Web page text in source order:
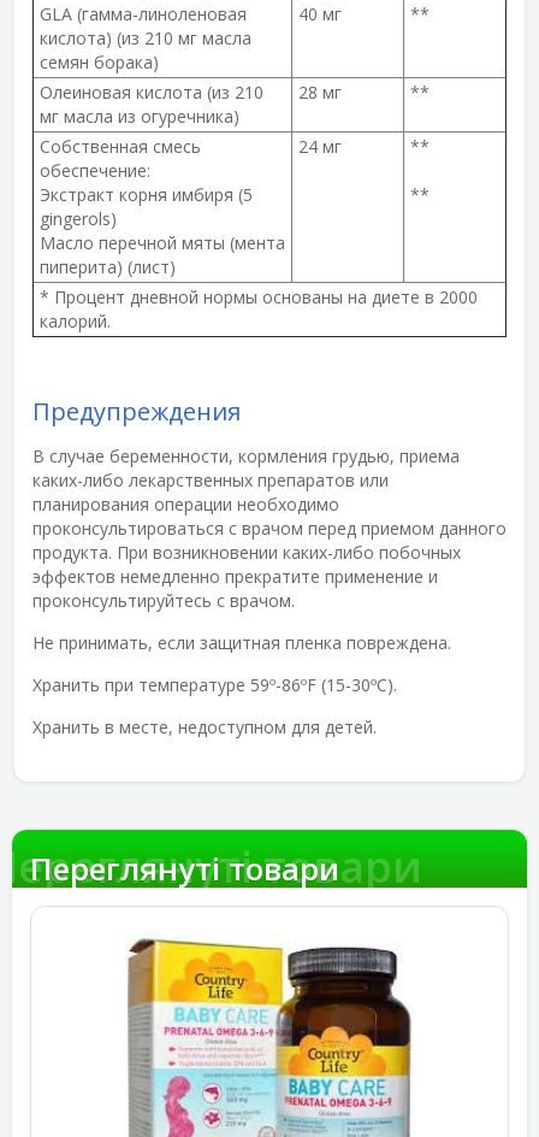
GLA (гамма-линоленовая
кислота) (из 210 мг масла
семян борака)
40 мг **
Олеиновая кислота (из 210
мг масла из огуречника)
28 мг **
Собственная смесь
обеспечение:
Экстракт корня имбиря (5
gingerols)
Масло перечной мяты (мента
пиперита) (лист)
24 мг **
**
* Процент дневной нормы основаны на диете в 2000
калорий.
Предупреждения
В случае беременности, кормления грудью, приема
каких-либо лекарственных препаратов или
планирования операции необходимо
проконсультироваться с врачом перед приемом данного
продукта. При возникновении каких-либо побочных
эффектов немедленно прекратите применение и
проконсультируйтесь с врачом.
Не принимать, если защитная пленка повреждена.
Хранить при температуре 59º-86ºF (15-30ºС).
Хранить в месте, недоступном для детей.
товари
Переглянуті товари